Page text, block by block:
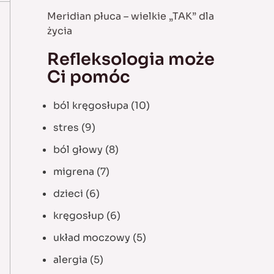
Meridian płuca – wielkie „TAK” dla
życia
Refleksologia może
Ci pomóc
ból kręgosłupa (10)
stres (9)
ból głowy (8)
migrena (7)
dzieci (6)
kręgosłup (6)
układ moczowy (5)
alergia (5)